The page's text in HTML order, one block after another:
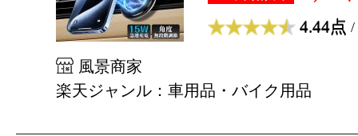
4.44点 /
風景商家
楽天ジャンル：車用品・バイク用品